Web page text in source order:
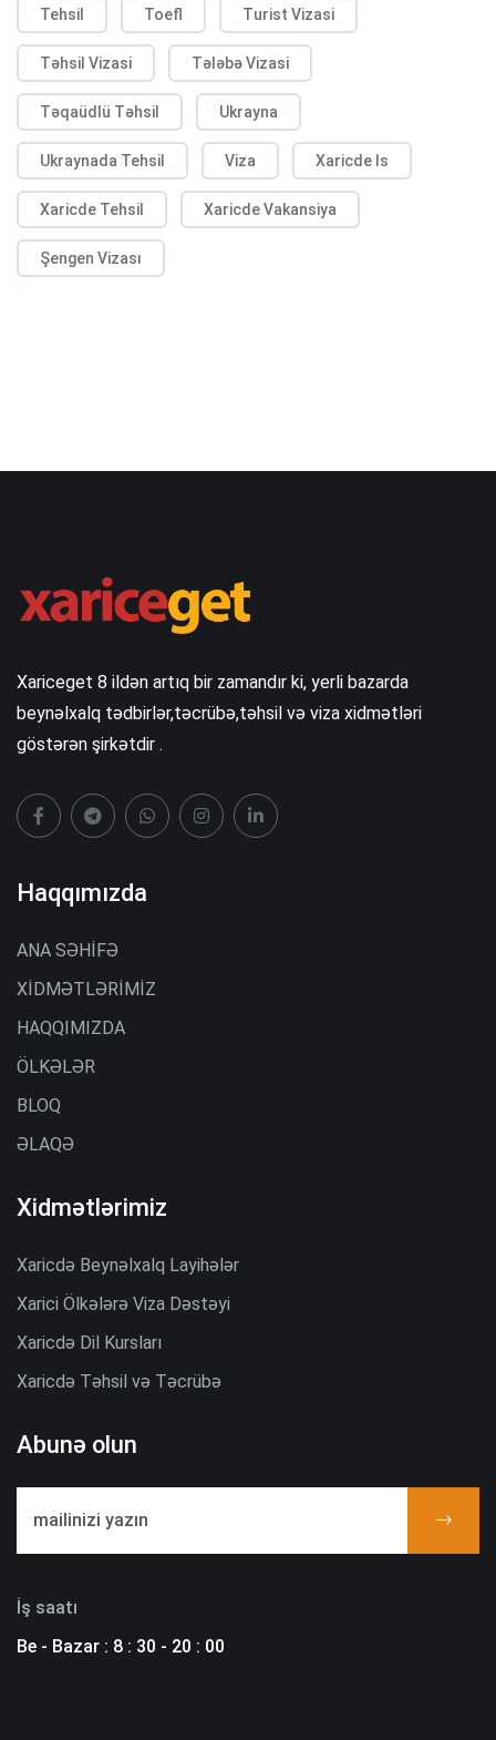
Tehsil Toefl Turist Vizasi
Təhsil Vizasi Tələbə Vizasi
Təqaüdlü Təhsil Ukrayna
Ukraynada Tehsil Viza Xaricde Is
Xaricde Tehsil Xaricde Vakansiya
Şengen Vizası
Xariceget 8 ildən artıq bir zamandır ki, yerli bazarda
beynəlxalq tədbirlər,təcrübə,təhsil və viza xidmətləri
göstərən şirkətdir .
Haqqımızda
ANA SƏHİFƏ
XİDMƏTLƏRİMİZ
HAQQIMIZDA
ÖLKƏLƏR
BLOQ
ƏLAQƏ
Xidmətlərimiz
Xaricdə Beynəlxalq Layihələr
Xarici Ölkələrə Viza Dəstəyi
Xaricdə Dil Kursları
Xaricdə Təhsil və Təcrübə
Abunə olun
İş saatı
Be - Bazar : 8 : 30 - 20 : 00